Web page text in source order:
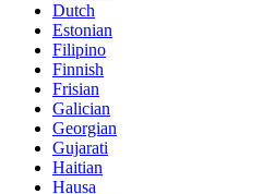
Dutch
Estonian
Filipino
Finnish
Frisian
Galician
Georgian
Gujarati
Haitian
Hausa